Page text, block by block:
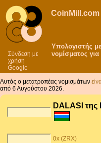
Σύνδεση με
χρήση
Google
CoinMill.com
Υπολογιστής
νομίσματος
Αυτός ο μετατροπέας νομισμάτων
από 6 Αυγούστου 2026.
DALASI της
0x (ZRX)